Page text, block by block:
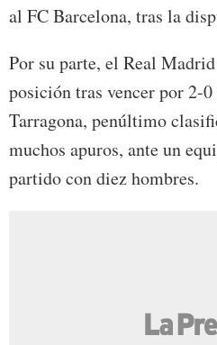
al FC Barcelona, tras la
Por su parte, el Real
posición tras vencer por 2-
Tarragona, penúltimo
muchos apuros, ante un
partido con diez hombres.